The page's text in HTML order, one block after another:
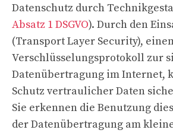
Datenschutz durch
Absatz 1 DSGVO). Durch den
(Transport Layer Security),
Verschlüsselungsprotokoll zur
Datenübertragung im Internet,
Schutz vertraulicher Daten
Sie erkennen die Benutzung
der Datenübertragung am